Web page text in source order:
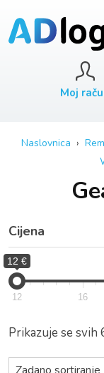
Moj
Naslovnica ›
Cijena
12 €
12 16
Prikazuje se svih